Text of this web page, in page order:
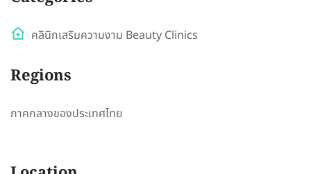
คลินิกเสริมความงาม Beauty Clinics
Regions
ภาคกลางของประเทศไทย